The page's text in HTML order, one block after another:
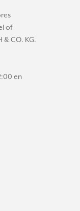
of
& CO. KG.
en